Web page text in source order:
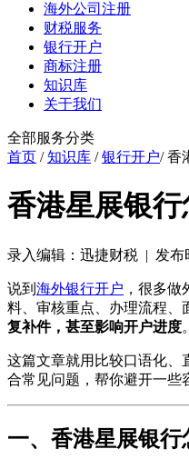
海外公司注册
财税服务
银行开户
商标注册
知识库
关于我们
全部服务分类
首页 /知识库 /银行开户/ 香
香港星展银
录入编辑：迅捷财税 | 发布
说到 海外银行开户 ，很多
料、审核重点、办理流程、
复补件，甚至影响开户进度。
这篇文章就用比较口语化、
合常见问题，帮你避开一些
一、香港星展银